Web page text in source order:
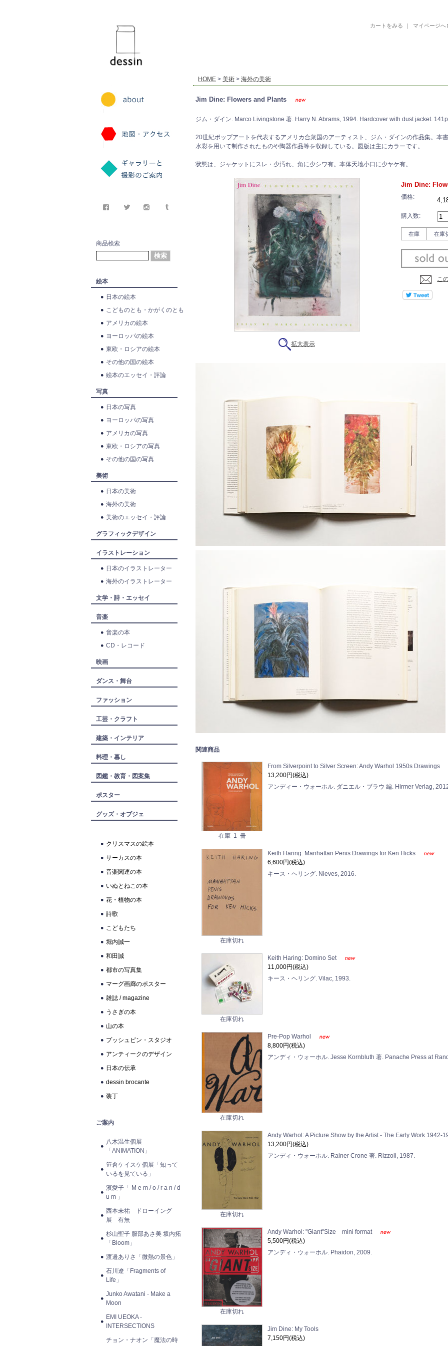
カートをみる ｜ マイページへ
商品検索
絵本
日本の絵本
こどものとも・かがくのとも
アメリカの絵本
ヨーロッパの絵本
東欧・ロシアの絵本
その他の国の絵本
絵本のエッセイ・評論
写真
日本の写真
ヨーロッパの写真
アメリカの写真
東欧・ロシアの写真
その他の国の写真
美術
日本の美術
海外の美術
美術のエッセイ・評論
グラフィックデザイン
イラストレーション
日本のイラストレーター
海外のイラストレーター
文学・詩・エッセイ
音楽
音楽の本
CD・レコード
映画
ダンス・舞台
ファッション
工芸・クラフト
建築・インテリア
料理・暮し
図鑑・教育・図案集
ポスター
グッズ・オブジェ
クリスマスの絵本
サーカスの本
音楽関連の本
いぬとねこの本
花・植物の本
詩歌
こどもたち
堀内誠一
和田誠
都市の写真集
マーグ画廊のポスター
雑誌 / magazine
うさぎの本
山の本
プッシュピン・スタジオ
アンティークのデザイン
日本の伝承
dessin brocante
装丁
ご案内
八木温生個展
「ANIMATION」
笹倉ケイスケ個展「知って
いるを見ている」
濱愛子「 M e m / o / r a n / d
u m 」
西本未祐 ドローイング
展 有無
杉山聖子 服部あさ美 坂内拓
「Bloom」
渡邉ありさ「微熱の景色」
石川遼「Fragments of
Life」
Junko Awatani - Make a
Moon
EMI UEOKA -
INTERSECTIONS
チョン・ナオン「魔法の時
HOME > 美術 > 海外の美術
Jim Dine: Flowers and Plants
ジム・ダイン. Marco Livingstone 著. Harry N. Abrams, 1994. Hardcover with dust jacket.
20世紀ポップアートを代表するアメリカ合衆国のアーティスト、ジム・ダインの作品集。本
水彩を用いて制作されたものや陶器作品等を収録している。図版は主にカラーです。
状態は、ジャケットにスレ・少汚れ、角に少シワ有。本体天地小口に少ヤケ有。
拡大表示
Jim Dine:
価格:
購入数:
在庫 在庫
こ
関連商品
在庫 1 冊
From Silverpoint to Silver Screen: Andy Warhol 1950s Drawings
13,200円(税込)
アンディー・ウォーホル. ダニエル・ブラウ 編. Hirmer Verlag,
在庫切れ
Keith Haring: Manhattan Penis Drawings for Ken Hicks
6,600円(税込)
キース・ヘリング. Nieves, 2016.
在庫切れ
Keith Haring: Domino Set
11,000円(税込)
キース・ヘリング. Vilac, 1993.
在庫切れ
Pre-Pop Warhol
8,800円(税込)
アンディ・ウォーホル. Jesse Kornbluth 著. Panache Press at
在庫切れ
Andy Warhol: A Picture Show by the Artist - The Early Work 1942-
13,200円(税込)
アンディ・ウォーホル. Rainer Crone 著. Rizzoli, 1987.
在庫切れ
Andy Warhol: "Giant"Size mini format
5,500円(税込)
アンディ・ウォーホル. Phaidon, 2009.
Jim Dine: My Tools
7,150円(税込)